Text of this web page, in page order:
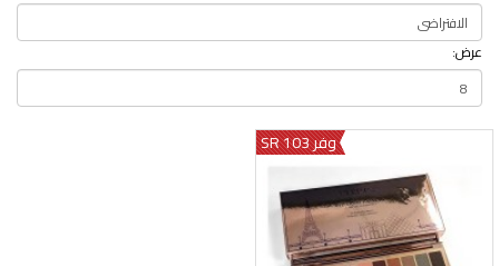
عرض:
وفر 103 SR